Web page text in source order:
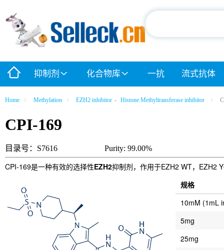
抑制剂 化合物库 一抗 流式抗体
Home Methylation EZH2 inhibitor - Histone Methyltransferase inhibitor
CPI-169
目录号：S7616 Purity: 99.00%
CPI-169是一种有效的选择性EZH2抑制剂，作用于EZH2 WT，EZH2
规格
10mM (1mL
5mg
25mg